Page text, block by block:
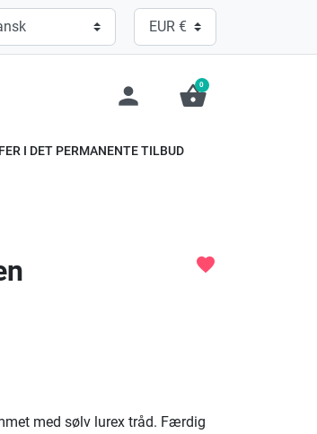
person shopping_basket
0
I DET PERMANENTE TILBUD
favorite
med sølv lurex tråd. Færdig